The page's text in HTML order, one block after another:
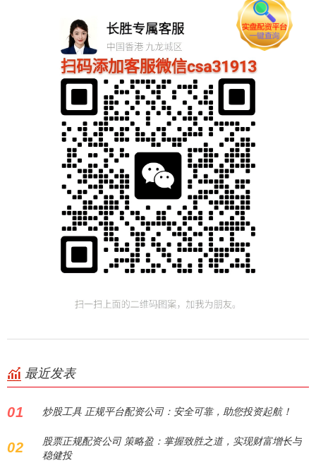
最近发表
01 炒股工具 正规平台配资公司：安全可靠，助您投资起航！
02
股票正规配资公司 策略盈：掌握致胜之道，实现财富增长与
稳健投